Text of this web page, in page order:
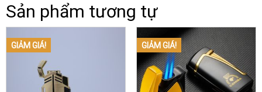
Sản phẩm tương tự
GIẢM GIÁ! GIẢM GIÁ!